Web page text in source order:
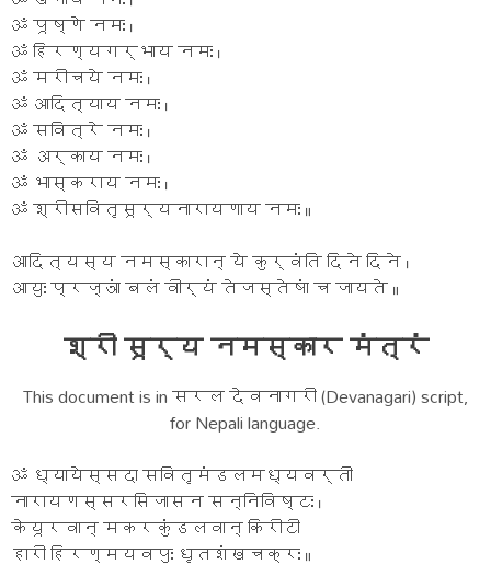
ॐ पूष्णे नमः ।
ॐ हिरण्यगर्भाय नमः ।
ॐ मरीचये नमः ।
ॐ आदित्याय नमः ।
ॐ सवित्रे नमः ।
ॐ अर्काय नमः ।
ॐ भास्कराय नमः ।
ॐ श्रीसवितृसूर्यनारायणाय नमः ॥
आदित्यस्य नमस्कारान् ये कुर्वंति दिने दिने ।
आयुः प्रज्ञां बलं वीर्यं तेजस्तेषां च जायते ॥
श्री सूर्य नमस्कार मंत्रं
This document is in सरल देवनागरी (Devanagari) script,
for Nepali language.
ॐ ध्यायेस्सदा सवितृमंडलमध्यवर्ती
नारायणस्सरसिजासन सन्निविष्टः ।
केयूरवान् मकरकुंडलवान् किरीटी
हारी हिरण्मयवपुः धृतशंखचक्रः ॥